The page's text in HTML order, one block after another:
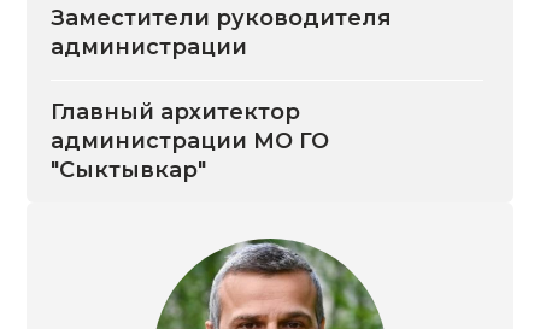
Заместители руководителя
администрации
Главный архитектор
администрации МО ГО
"Сыктывкар"